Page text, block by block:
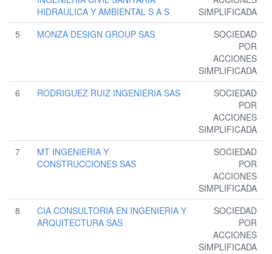
HIDRAULICA Y AMBIENTAL S A S
SIMPLIFICADA
5
MONZA DESIGN GROUP SAS
SOCIEDAD
POR
ACCIONES
SIMPLIFICADA
6
RODRIGUEZ RUIZ INGENIERIA SAS
SOCIEDAD
POR
ACCIONES
SIMPLIFICADA
7
MT INGENIERIA Y
CONSTRUCCIONES SAS
SOCIEDAD
POR
ACCIONES
SIMPLIFICADA
8
CIA CONSULTORIA EN INGENIERIA Y
ARQUITECTURA SAS
SOCIEDAD
POR
ACCIONES
SIMPLIFICADA